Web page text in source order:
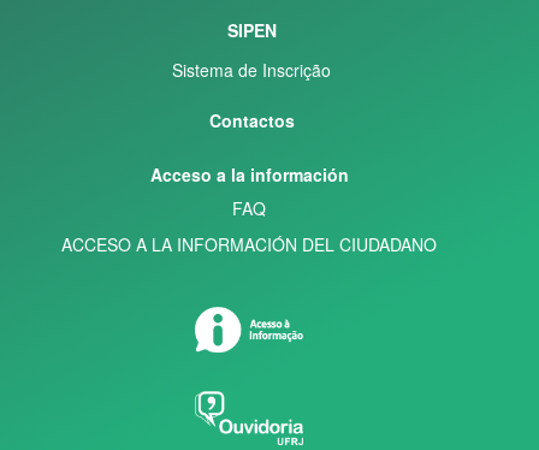
SIPEN
Sistema de Inscrição
Contactos
Acceso a la información
FAQ
ACCESO A LA INFORMACIÓN DEL CIUDADANO